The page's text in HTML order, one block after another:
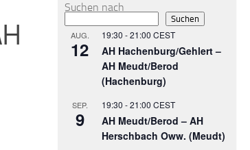
Suchen nach
Suchen
AUG.
12
19:30 -21:00 CEST
AH Hachenburg/Gehlert –
AH Meudt/Berod
(Hachenburg)
SEP.
9
19:30 -21:00 CEST
AH Meudt/Berod – AH
Herschbach Oww. (Meudt)